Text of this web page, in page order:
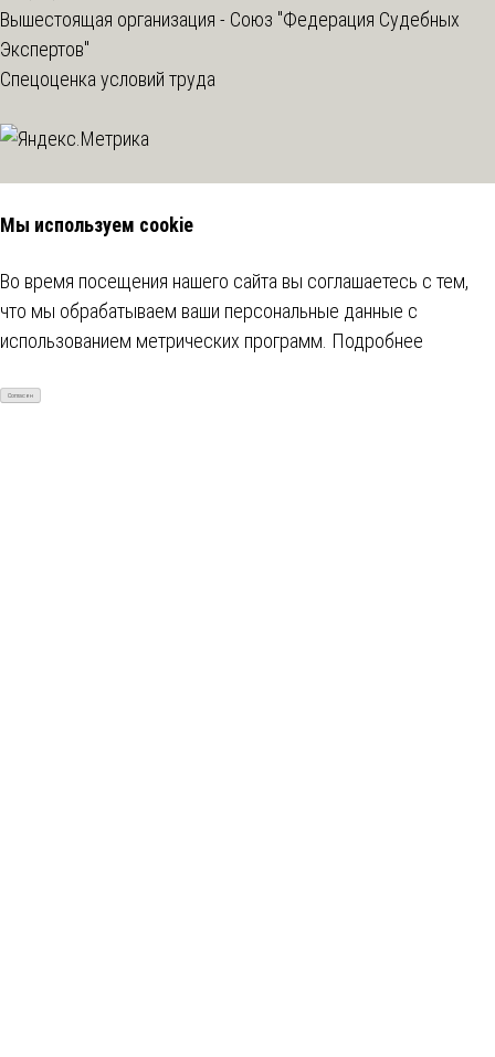
Вышестоящая организация - Союз "Федерация Судебных
Экспертов"
Спецоценка условий труда
Мы используем cookie
Во время посещения нашего сайта вы соглашаетесь с тем,
что мы обрабатываем ваши персональные данные с
использованием метрических программ. Подробнее
Согласен